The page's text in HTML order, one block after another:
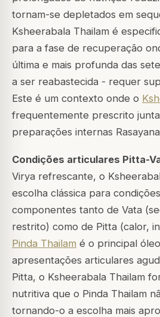
tornam-se depletados em
Ksheerabala Thailam é
para a fase de recuperação
última e mais profunda das
a ser reabastecida - requer
Este é um contexto onde o
frequentemente prescrito
preparações internas
Condições articulares Pitta-
Virya refrescante, o
escolha clássica para
componentes tanto de Vata
restrito) como de Pitta (calor,
Pinda Thailam é o principal
apresentações articulares
Pitta, o Ksheerabala Thailam
nutritiva que o Pinda Thailam
tornando-o a escolha mais